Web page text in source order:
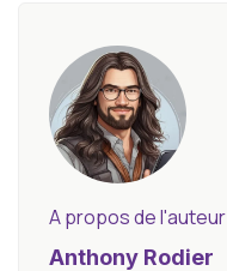
A propos de l'auteur
Anthony Rodier